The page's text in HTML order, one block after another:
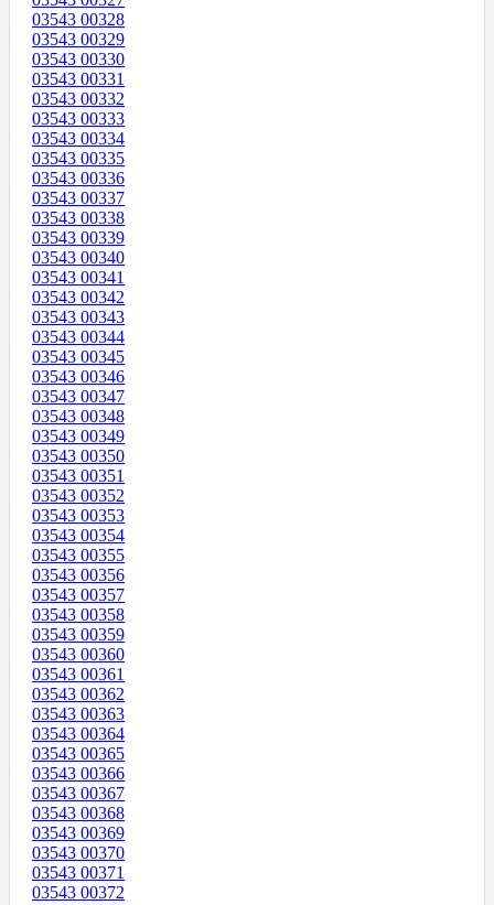
03543 00328
03543 00329
03543 00330
03543 00331
03543 00332
03543 00333
03543 00334
03543 00335
03543 00336
03543 00337
03543 00338
03543 00339
03543 00340
03543 00341
03543 00342
03543 00343
03543 00344
03543 00345
03543 00346
03543 00347
03543 00348
03543 00349
03543 00350
03543 00351
03543 00352
03543 00353
03543 00354
03543 00355
03543 00356
03543 00357
03543 00358
03543 00359
03543 00360
03543 00361
03543 00362
03543 00363
03543 00364
03543 00365
03543 00366
03543 00367
03543 00368
03543 00369
03543 00370
03543 00371
03543 00372